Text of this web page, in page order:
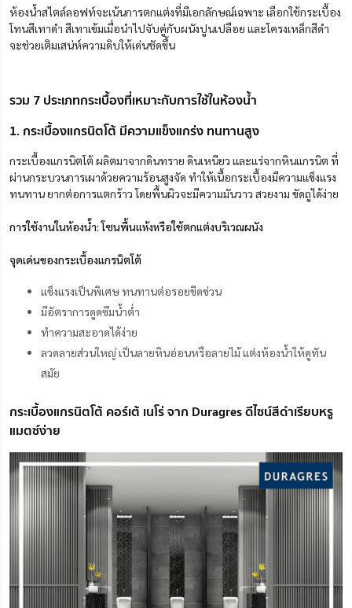
ห้องน้ำสไตล์ลอฟท์จะเน้นการตกแต่งที่มีเอกลักษณ์เฉพาะ เลือกใช้กระเบื้อง
โทนสีเทาดำ สีเทาเข้มเมื่อนำไปจับคู่กับผนังปูนเปลือย และโครงเหล็กสีดำ
จะช่วยเติมเสน่ห์ความดิบให้เด่นชัดขึ้น
รวม 7 ประเภทกระเบื้องที่เหมาะกับการใช้ในห้องน้ำ
1. กระเบื้องแกรนิตโต้ มีความแข็งแกร่ง ทนทานสูง
กระเบื้องแกรนิตโต้ ผลิตมาจากดินทราย ดินเหนียว และแร่จากหินแกรนิต ที่
ผ่านกระบวนการเผาด้วยความร้อนสูงจัด ทำให้เนื้อกระเบื้องมีความแข็งแรง
ทนทาน ยากต่อการแตกร้าว โดยพื้นผิวจะมีความมันวาว สวยงาม ขัดถูได้ง่าย
การใช้งานในห้องน้ำ: โซนพื้นแห้งหรือใช้ตกแต่งบริเวณผนัง
จุดเด่นของกระเบื้องแกรนิตโต้
แข็งแรงเป็นพิเศษ ทนทานต่อรอยขีดข่วน
มีอัตราการดูดซึมน้ำต่ำ
ทำความสะอาดได้ง่าย
ลวดลายส่วนใหญ่ เป็นลายหินอ่อนหรือลายไม้ แต่งห้องน้ำให้ดูทัน
สมัย
กระเบื้องแกรนิตโต้ คอร์เต้ เนโร่ จาก Duragres ดีไซน์สีดำเรียบหรู
แมตซ์ง่าย